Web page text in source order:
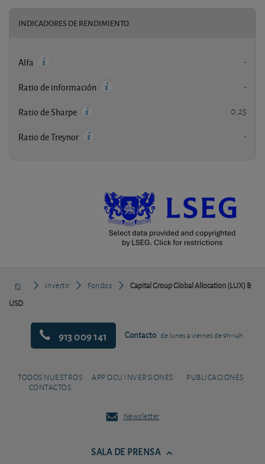
INDICADORES DE RENDIMIENTO
Alfa -
Ratio de información -
Ratio de Sharpe 0,25
Ratio de Treynor -
Invertir Fondos
Capital Group Global Allocation (LUX) B
USD
913 009 141 Contacto de lunes a viernes de 9h-14h
TODOS NUESTROS
CONTACTOS
APP OCU INVERSIONES PUBLICACIONES
Newsletter
SALA DE PRENSA